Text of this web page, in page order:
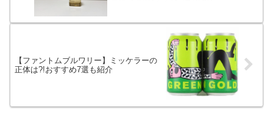
【ファントムブルワリー】ミッケラーの
正体は?!おすすめ7選も紹介